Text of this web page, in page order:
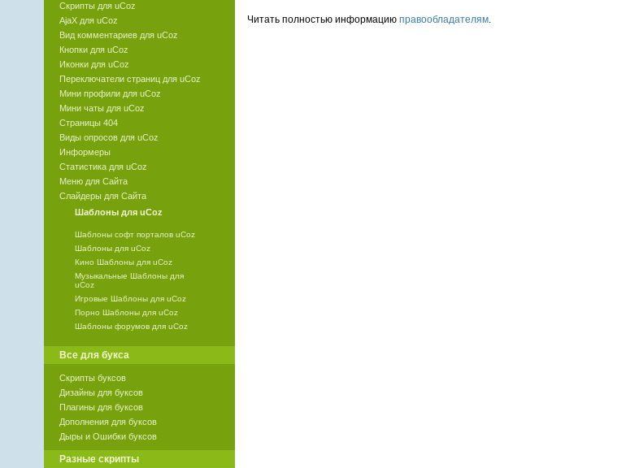
Читать полностью информацию правообладателям.
Скрипты для uCoz
AjaX для uCoz
Вид комментариев для uCoz
Кнопки для uCoz
Иконки для uCoz
Переключатели страниц для uCoz
Мини профили для uCoz
Мини чаты для uCoz
Страницы 404
Виды опросов для uCoz
Информеры
Статистика для uCoz
Меню для Сайта
Слайдеры для Сайта
Шаблоны для uCoz
Шаблоны софт порталов uCoz
Шаблоны для uCoz
Кино Шаблоны для uCoz
Музыкальные Шаблоны для
uCoz
Игровые Шаблоны для uCoz
Порно Шаблоны для uCoz
Шаблоны форумов для uCoz
Все для букса
Скрипты буксов
Дизайны для буксов
Плагины для буксов
Дополнения для буксов
Дыры и Ошибки буксов
Разные скрипты